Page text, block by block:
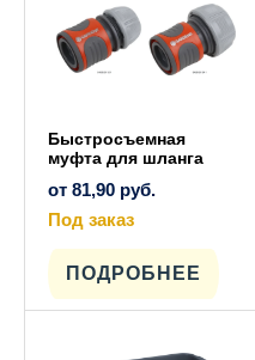
Быстросъемная
муфта для шланга
от 81,90 руб.
Под заказ
ПОДРОБНЕЕ